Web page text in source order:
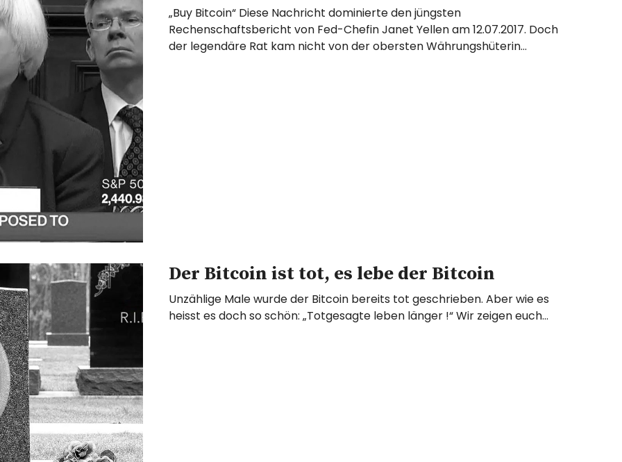
„Buy Bitcoin“ Diese Nachricht dominierte den jüngsten
Rechenschaftsbericht von Fed-Chefin Janet Yellen am 12.07.2017. Doch
der legendäre Rat kam nicht von der obersten Währungshüterin…
Der Bitcoin ist tot, es lebe der Bitcoin
Unzählige Male wurde der Bitcoin bereits tot geschrieben. Aber wie es
heisst es doch so schön: „Totgesagte leben länger !“ Wir zeigen euch…